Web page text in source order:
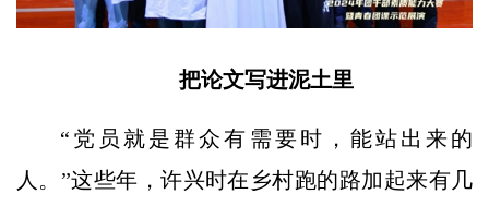
把论文写进泥土里
“党员就是群众有需要时，能站出来的
人。”这些年，许兴时在乡村跑的路加起来有几